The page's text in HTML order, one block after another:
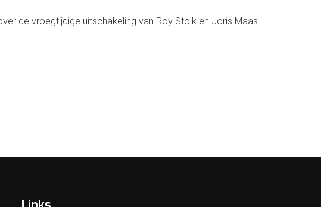
de vroegtijdige uitschakeling van Roy Stolk en Joris Maas.